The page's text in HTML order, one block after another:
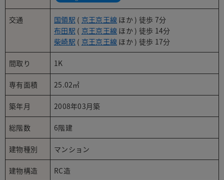
交通 国領駅 ( 京王京王線 ほか ) 徒歩 7分
布田駅 ( 京王京王線 ほか ) 徒歩 14分
柴崎駅 ( 京王京王線 ほか ) 徒歩 17分
間取り 1K
専有面積 25.02㎡
築年月 2008年03月築
総階数 6階建
建物種別 マンション
建物構造 RC造